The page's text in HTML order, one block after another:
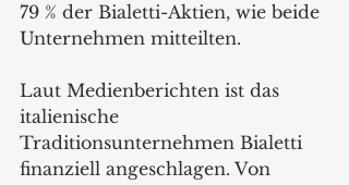
79 % der Bialetti-Aktien, wie beide
Unternehmen mitteilten.
Laut Medienberichten ist das
italienische
Traditionsunternehmen Bialetti
finanziell angeschlagen. Von